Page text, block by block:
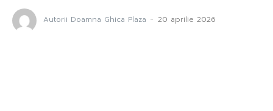
Autorii Doamna Ghica Plaza - 20 aprilie 2026